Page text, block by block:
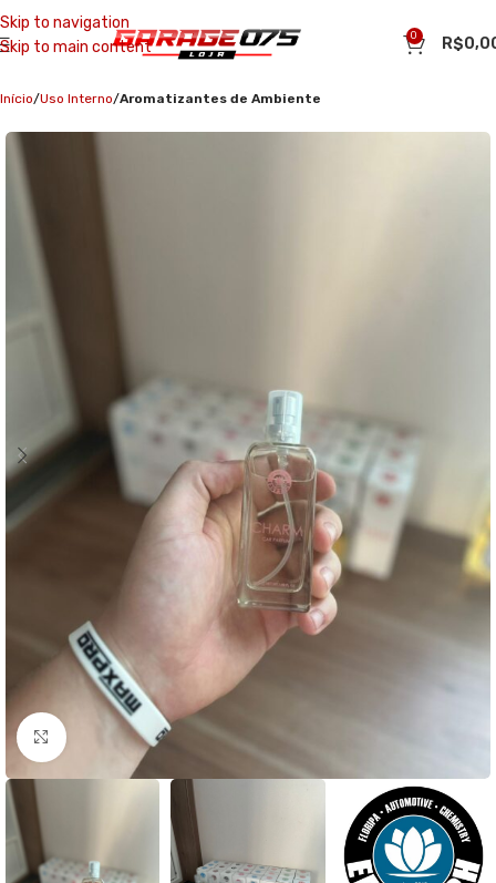
Skip to navigation
Skip to main content
0 R$
Início Uso Interno Aromatizantes de Ambiente
Clique para ampliar